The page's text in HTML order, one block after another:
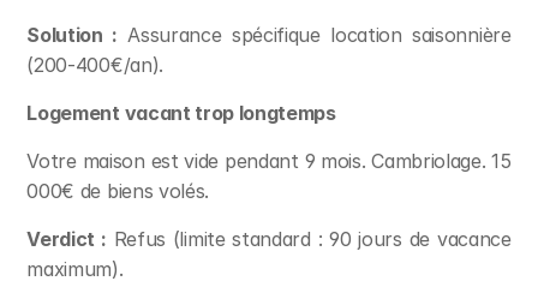
Solution : Assurance spécifique location saisonnière
(200-400€/an).
Logement vacant trop longtemps
Votre maison est vide pendant 9 mois. Cambriolage. 15
000€ de biens volés.
Verdict : Refus (limite standard : 90 jours de vacance
maximum).